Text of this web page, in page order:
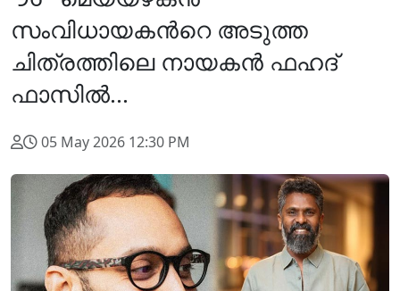
സംവിധായകന്‍റെ അടുത്ത
ചിത്രത്തിലെ നായകന്‍ ഫഹദ്
ഫാസിൽ...
05 May 2026 12:30 PM